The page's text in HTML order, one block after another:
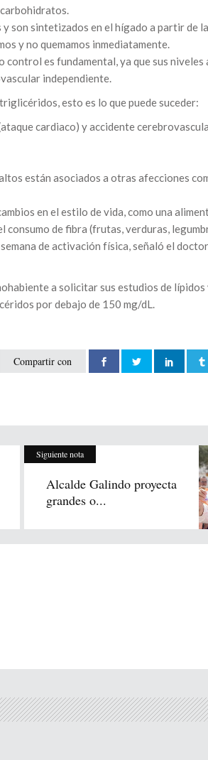
son sintetizados en el hígado a partir de
y no quemamos inmediatamente.
es fundamental, ya que sus niveles
independiente.
esto es lo que puede suceder:
cardiaco) y accidente
están asociados a otras afecciones
en el estilo de vida, como una
de fibra (frutas, verduras,
de activación física, señaló el
a solicitar sus estudios de
por debajo de 150 mg/dL.
Compartir con
Siguiente nota
Alcalde Galindo proyecta
grandes o...